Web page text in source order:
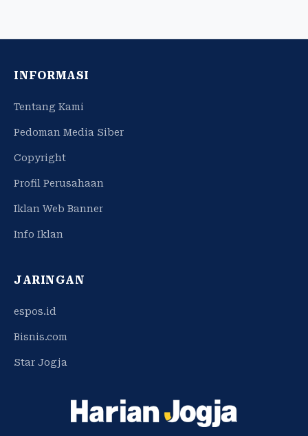
INFORMASI
Tentang Kami
Pedoman Media Siber
Copyright
Profil Perusahaan
Iklan Web Banner
Info Iklan
JARINGAN
espos.id
Bisnis.com
Star Jogja